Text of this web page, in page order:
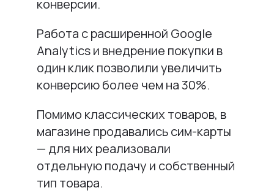
конверсии.
Работа с расширенной Google
Analytics и внедрение покупки в
один клик позволили увеличить
конверсию более чем на 30%.
Помимо классических товаров, в
магазине продавались сим-карты
— для них реализовали
отдельную подачу и собственный
тип товара.